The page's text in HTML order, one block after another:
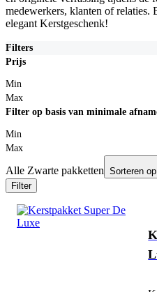
medewerkers, klanten of relaties.
elegant Kerstgeschenk!
Filters
Prijs
Min
Max
Filter op basis van minimale
Min
Max
Alle Zwarte pakketten Sorteren
Filter